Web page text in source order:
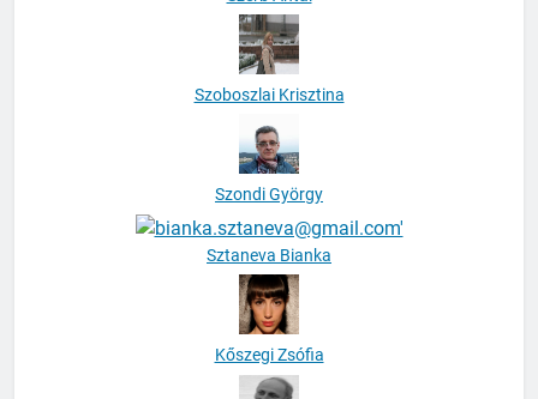
Szoboszlai Krisztina
Szondi György
Kőszegi Zsófia